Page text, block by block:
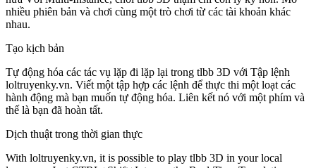
nhiều phiên bản và chơi cùng một trò chơi từ các tài khoản khác
nhau.
Tạo kịch bản
Tự động hóa các tác vụ lặp đi lặp lại trong tlbb 3D với Tập lệnh
loltruyenky.vn. Viết một tập hợp các lệnh để thực thi một loạt các
hành động mà bạn muốn tự động hóa. Liên kết nó với một phím và
thế là bạn đã hoàn tất.
Dịch thuật trong thời gian thực
With loltruyenky.vn, it is possible to play tlbb 3D in your local